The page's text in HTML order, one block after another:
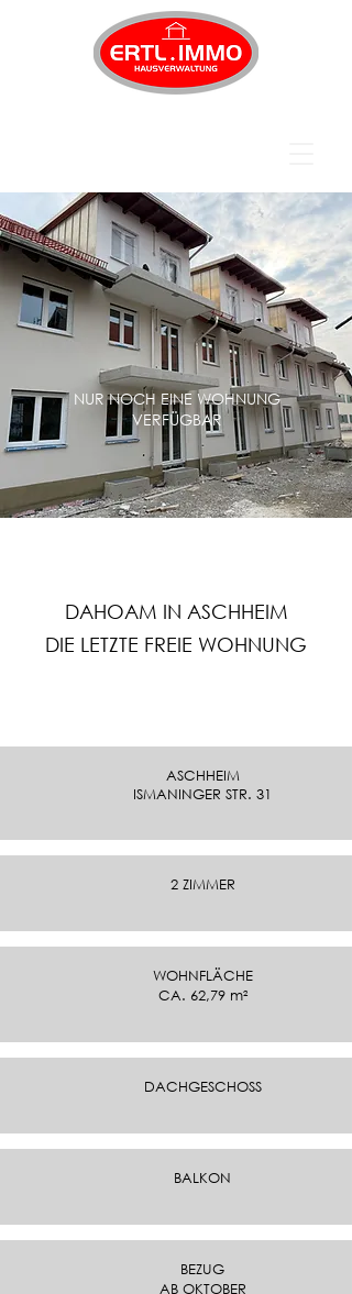
NUR NOCH EINE WOHNUNG
VERFÜGBAR
DAHOAM IN ASCHHEIM
DIE LETZTE FREIE WOHNUNG
ASCHHEIM
ISMANINGER STR. 31
2 ZIMMER
WOHNFLÄCHE
CA. 62,79 m²
DACHGESCHOSS
BALKON
BEZUG
AB OKTOBER